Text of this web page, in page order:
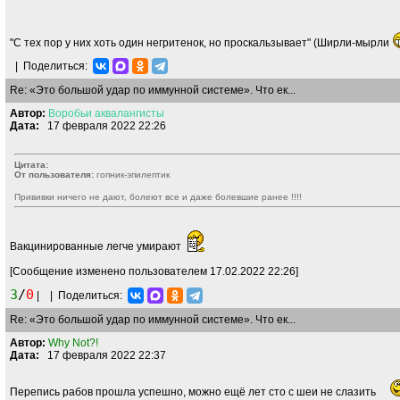
"С тех пор у них хоть один негритенок, но проскальзывает" (Ширли-мырли
Поделиться:
Re: «Это большой удар по иммунной системе». Что ек...
Автор: Воробьи аквалангисты
Дата: 17 февраля 2022 22:26
Цитата:
От пользователя: гопник-эпилептик
Прививки ничего не дают, болеют все и даже болевшие ранее !!!!
Вакцинированные легче умирают
[Сообщение изменено пользователем 17.02.2022 22:26]
3/0
Поделиться:
Re: «Это большой удар по иммунной системе». Что ек...
Автор: Why Not?!
Дата: 17 февраля 2022 22:37
Перепись рабов прошла успешно, можно ещё лет сто с шеи не слазить